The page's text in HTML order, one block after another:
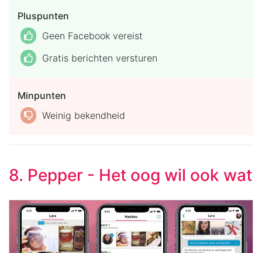
Pluspunten
Geen Facebook vereist
Gratis berichten versturen
Minpunten
Weinig bekendheid
8. Pepper - Het oog wil ook wat